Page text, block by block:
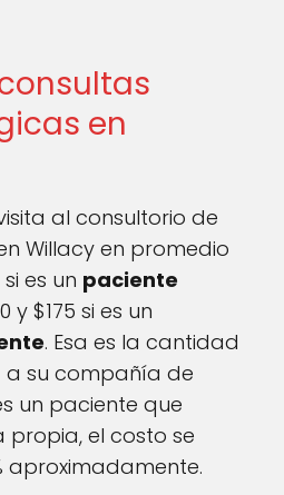
en
al consultorio de
Willacy en promedio
es un paciente
y $175 si es un
. Esa es la cantidad
su compañía de
un paciente que
el costo se
aproximadamente.